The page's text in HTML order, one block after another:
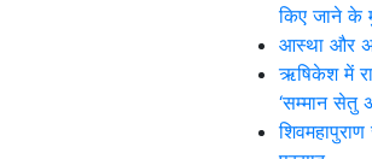
किए जाने के
आस्था और
ऋषिकेश में
‘सम्मान सेतु